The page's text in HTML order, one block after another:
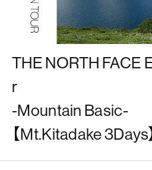
THE NORTH FACE
r
-Mountain Basic-
【Mt.Kitadake 3Days】